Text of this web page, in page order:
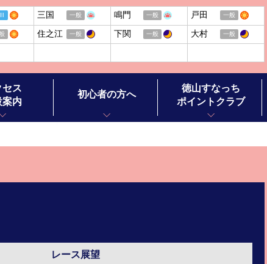
三国 一般 鳴門 一般 戸田 一般
住之江 一般 下関 一般 大村 一般
セス
案内
チケットショップ オラレ徳山
初心者の方へ
徳山すなっち
ポイントクラブ
レース展望